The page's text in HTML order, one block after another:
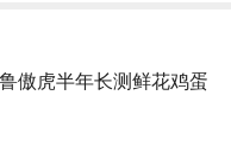
傲虎半年长测鲜花鸡蛋